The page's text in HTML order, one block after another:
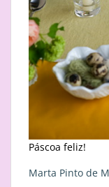
Páscoa feliz!
Marta Pinto de